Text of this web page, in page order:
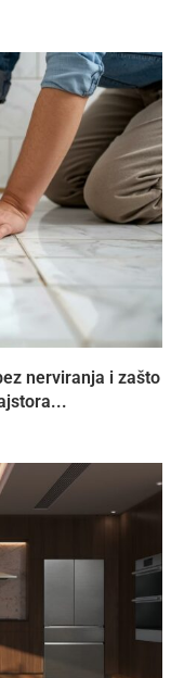
nerviranja i zašto